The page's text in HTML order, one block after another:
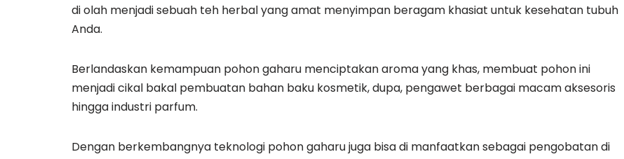
di olah menjadi sebuah teh herbal yang amat menyimpan beragam khasiat untuk kesehatan tubuh
Anda.
Berlandaskan kemampuan pohon gaharu menciptakan aroma yang khas, membuat pohon ini
menjadi cikal bakal pembuatan bahan baku kosmetik, dupa, pengawet berbagai macam aksesoris
hingga industri parfum.
Dengan berkembangnya teknologi pohon gaharu juga bisa di manfaatkan sebagai pengobatan di